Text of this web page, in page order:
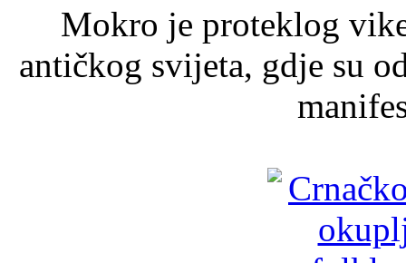
Mokro je proteklog
antičkog svijeta, gdje su